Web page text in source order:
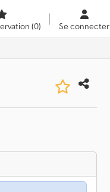
(0) Se connecter